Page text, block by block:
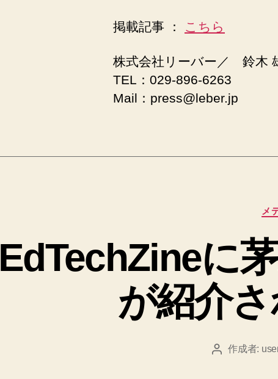
掲載記事 ： こちら
株式会社リーバー／ 鈴木
TEL：029-896-6263
Mail：press@leber.jp
メ
EdTechZineに
が紹介さ
投 作成者: